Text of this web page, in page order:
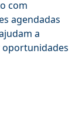
com
agendadas
a